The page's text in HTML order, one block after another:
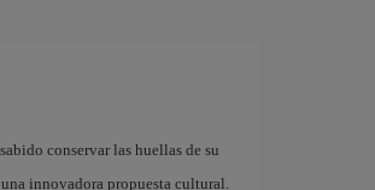
conservar las huellas de su
innovadora propuesta cultural.